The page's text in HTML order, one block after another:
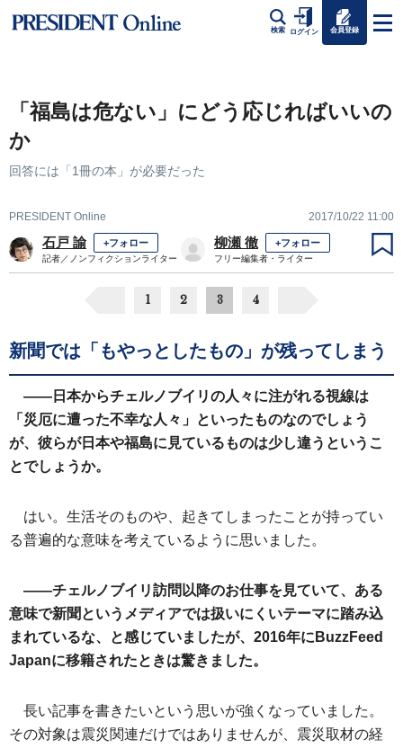
検索 ログイン 会員登録
「福島は危ない」にどう応じればいいの
か
回答には「1冊の本」が必要だった
PRESIDENT Online 2017/10/22 11:00
石戸 諭 +フォロー
記者／ノンフィクションライター
柳瀬 徹 +フォロー
フリー編集者・ライター
1 2 3 4
新聞では「もやっとしたもの」が残ってしまう
――日本からチェルノブイリの人々に注がれる視線は
「災厄に遭った不幸な人々」といったものなのでしょう
が、彼らが日本や福島に見ているものは少し違うというこ
とでしょうか。
はい。生活そのものや、起きてしまったことが持ってい
る普遍的な意味を考えているように思いました。
――チェルノブイリ訪問以降のお仕事を見ていて、ある
意味で新聞というメディアでは扱いにくいテーマに踏み込
まれているな、と感じていましたが、2016年にBuzzFeed
Japanに移籍されたときは驚きました。
長い記事を書きたいという思いが強くなっていました。
その対象は震災関連だけではありませんが、震災取材の経